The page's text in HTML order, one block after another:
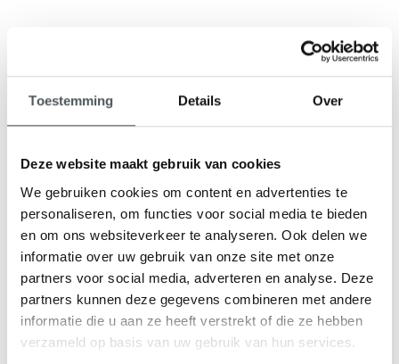
Toestemming Details Over
Deze website maakt gebruik van cookies
We gebruiken cookies om content en advertenties te
personaliseren, om functies voor social media te bieden
en om ons websiteverkeer te analyseren. Ook delen we
informatie over uw gebruik van onze site met onze
partners voor social media, adverteren en analyse. Deze
partners kunnen deze gegevens combineren met andere
informatie die u aan ze heeft verstrekt of die ze hebben
verzameld op basis van uw gebruik van hun services.
9,1
klantenbeoordeling